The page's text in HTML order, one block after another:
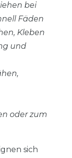
bei
Fäden
Kleben
und
oder zum
sich